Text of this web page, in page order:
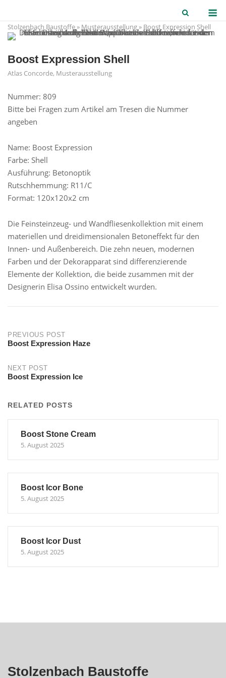
to
content
Stolzenbach Baustoffe » Musterausstellung » Boost Expression Shell
Boost Expression Shell
Atlas Concorde, Musterausstellung
Nummer: 809
Bitte bei Fragen zum Artikel am Tresen die Nummer
angeben
Name: Boost Expression
Farbe: Shell
Ausführung: Betonoptik
Rutschhemmung: R11/C
Format: 120x120x2 cm
Die Feinsteinzeug- und Wandfliesenkollektion mit einem
materiellen und dreidimensionalen Betoneffekt für den
Innen- und Außenbereich. Die zehn neuen, modernen
Farben und der Dekorapparat sind differenzierende
Elemente der Kollektion, die beide zusammen mit der
Designerin Elisa Ossino entwickelt wurden.
Post
PREVIOUS POST
Boost Expression Haze
NEXT POST
Boost Expression Ice
RELATED POSTS
Boost Stone Cream
5. August 2025
Boost Icor Bone
5. August 2025
Boost Icor Dust
5. August 2025
Stolzenbach Baustoffe